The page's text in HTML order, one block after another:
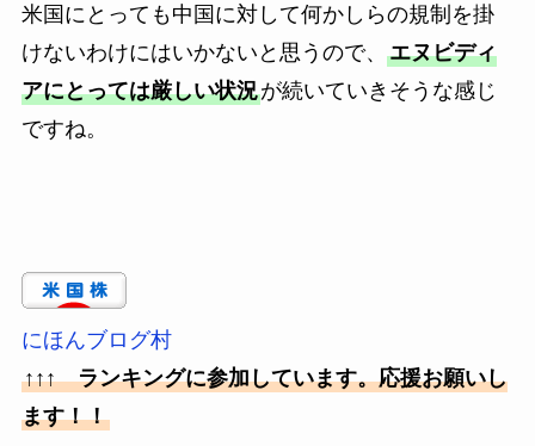
米国にとっても中国に対して何かしらの規制を掛
けないわけにはいかないと思うので、 エヌビディ
アにとっては厳しい状況が続いていきそうな感じ
ですね。
にほんブログ村
↑↑↑ ランキングに参加しています。応援お願いし
ます！！